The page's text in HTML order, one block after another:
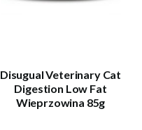
Disugual Veterinary Cat
Digestion Low Fat
Wieprzowina 85g